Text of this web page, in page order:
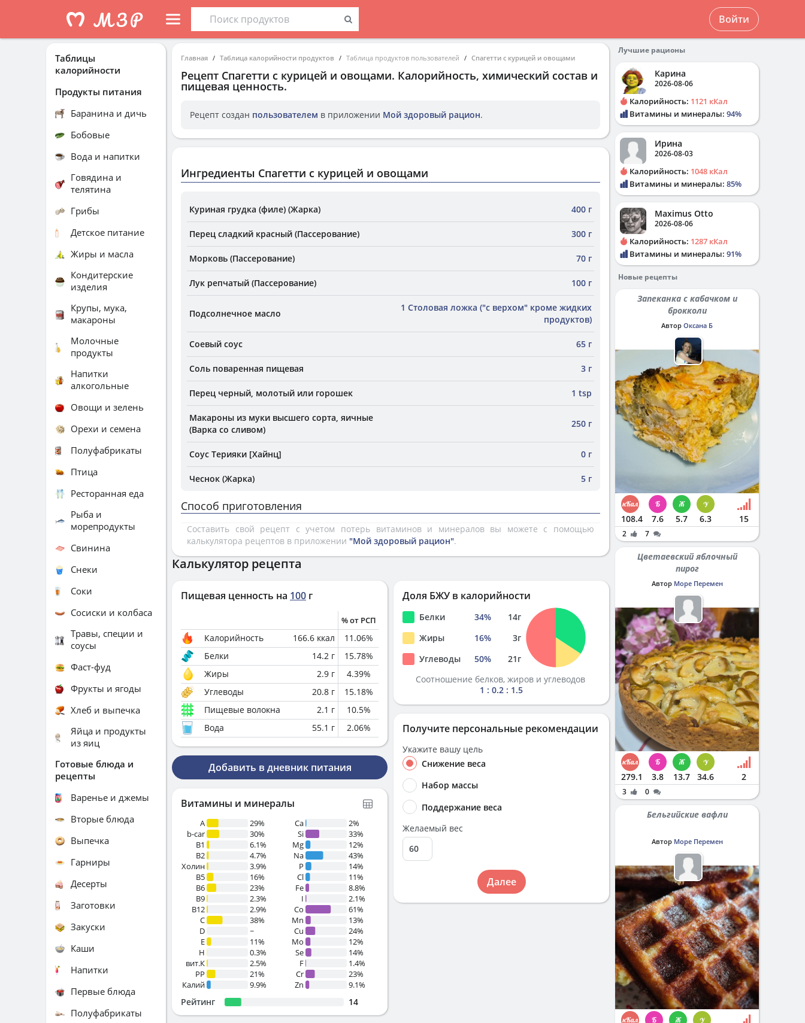
Войти
Главная Таблица калорийности продуктов Таблица продуктов пользователей Спагетти с курицей и овощами
Рецепт Спагетти с курицей и овощами. Калорийность, химический состав и
пищевая ценность.
Рецепт создан пользователем в приложении Мой здоровый рацион.
Ингредиенты Спагетти с курицей и овощами
Куриная грудка (филе) (Жарка) 400 г
Перец сладкий красный (Пассерование) 300 г
Морковь (Пассерование) 70 г
Лук репчатый (Пассерование) 100 г
Подсолнечное масло
1 Столовая ложка ("с верхом" кроме жидких
продуктов)
Соевый соус 65 г
Соль поваренная пищевая 3 г
Перец черный, молотый или горошек 1 tsp
Макароны из муки высшего сорта, яичные
(Варка со сливом)
250 г
Соус Терияки [Хайнц] 0 г
Чеснок (Жарка) 5 г
Способ приготовления
Составить свой рецепт с учетом потерь витаминов и минералов вы можете с помощью
калькулятора рецептов в приложении "Мой здоровый рацион".
Калькулятор рецепта
Пищевая ценность на 100 г
% от РСП
Калорийность 166.6 ккал 11.06%
Белки
14.2 г 15.78%
Жиры
2.9 г 4.39%
Углеводы
20.8 г 15.18%
Пищевые волокна
2.1 г 10.5%
Вода
55.1 г 2.06%
Добавить в дневник питания
Витамины и минералы
A
29%
b-car
30%
В1
6.1%
B2
4.7%
Холин
3.9%
B5
16%
B6
23%
B9
2.3%
B12
2.9%
C
38%
D
~
E
11%
H
0.3%
вит.К
2.5%
PP
21%
Калий
9.9%
Ca
2%
Si
33%
Mg
12%
Na
43%
P
14%
Cl
11%
Fe
8.8%
I
2.1%
Co
61%
Mn
13%
Cu
24%
Mo
12%
Se
14%
F
1.4%
Cr
23%
Zn
9.1%
Рейтинг 14
Доля БЖУ в калорийности
Белки 34% 14г
Жиры
16% 3г
Углеводы
50% 21г
Соотношение белков, жиров и углеводов
1 : 0.2 : 1.5
Получите персональные рекомендации
Укажите вашу цель
Снижение веса
Набор массы
Поддержание веса
Желаемый вес
Далее
Таблицы
калорийности
Продукты питания
Баранина и дичь
Бобовые
Вода и напитки
Говядина и
телятина
Грибы
Детское питание
Жиры и масла
Кондитерские
изделия
Крупы, мука,
макароны
Молочные
продукты
Напитки
алкогольные
Овощи и зелень
Орехи и семена
Полуфабрикаты
Птица
Ресторанная еда
Рыба и
морепродукты
Свинина
Снеки
Соки
Сосиски и колбаса
Травы, специи и
соусы
Фаст-фуд
Фрукты и ягоды
Хлеб и выпечка
Яйца и продукты
из яиц
Готовые блюда и
рецепты
Варенье и джемы
Вторые блюда
Выпечка
Гарниры
Десерты
Заготовки
Закуски
Каши
Напитки
Первые блюда
Полуфабрикаты
Лучшие рационы
Карина
2026-08-06
Калорийность: 1121 кКал
Витамины и минералы: 94%
Ирина
2026-08-03
Калорийность: 1048 кКал
Витамины и минералы: 85%
Maximus Otto
2026-08-06
Калорийность: 1287 кКал
Витамины и минералы: 91%
Новые рецепты
Запеканка с кабачком и
брокколи
Автор Оксана Б
108.4 7.6 5.7 6.3 15
2 7
Цветаевский яблочный
пирог
Автор Море Перемен
279.1 3.8 13.7 34.6 2
3 0
Бельгийские вафли
Автор Море Перемен